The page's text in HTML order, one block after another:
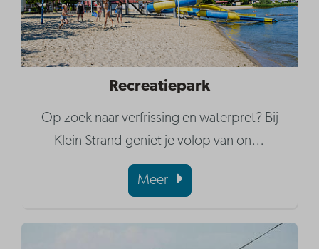
Recreatiepark
Op zoek naar verfrissing en waterpret? Bij
Klein Strand geniet je volop van on…
Meer